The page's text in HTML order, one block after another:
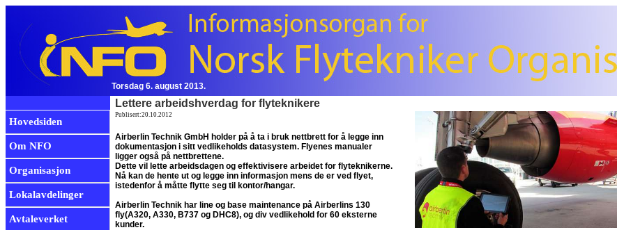
Torsdag 6. august 2013.
Hovedsiden
Om NFO
Organisasjon
Lokalavdelinger
Avtaleverket
Lettere arbeidshverdag for flyteknikere
Publisert:20.10.2012
Airberlin Technik GmbH holder på å ta i bruk nettbrett for å legge inn
dokumentasjon i sitt vedlikeholds datasystem. Flyenes manualer
ligger også på nettbrettene.
Dette vil lette arbeidsdagen og effektivisere arbeidet for flyteknikerne.
Nå kan de hente ut og legge inn informasjon mens de er ved flyet,
istedenfor å måtte flytte seg til kontor/hangar.
Airberlin Technik har line og base maintenance på Airberlins 130
fly(A320, A330, B737 og DHC8), og div vedlikehold for 60 eksterne
kunder.